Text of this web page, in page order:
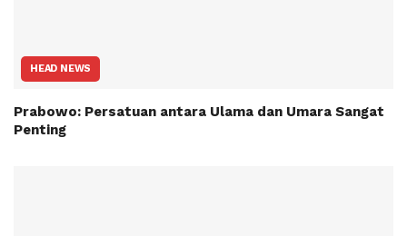
HEAD NEWS
Prabowo: Persatuan antara Ulama dan Umara Sangat
Penting